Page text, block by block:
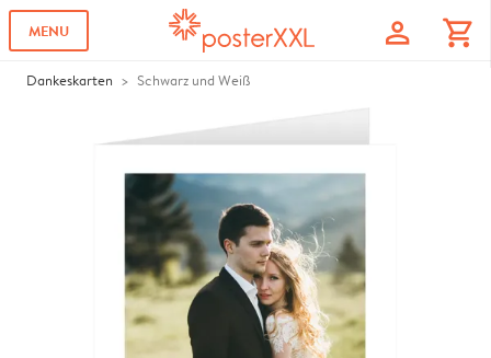
MENU profile shopping_cart
Dankeskarten Schwarz und Weiß